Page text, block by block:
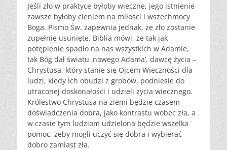
Jeśli zło w praktyce byłoby wieczne, jego istnienie
zawsze byłoby cieniem na miłości i wszechmocy
Boga. Pismo Św. zapewnia jednak, że zło zostanie
zupełnie usunięte. Biblia mówi, że tak jak
potępienie spadło na nas wszystkich w Adamie,
tak Bóg dał światu ‚nowego Adama’, dawcę życia –
Chrystusa, który stanie się Ojcem Wieczności dla
ludzi, kiedy ich obudzi z grobów, podniesie do
utraconej doskonałości i udzieli życia wiecznego.
Królestwo Chrystusa na ziemi będzie czasem
doświadczenia dobra, jako kontrastu wobec zła, a
w czasie tym ludziom udzielona będzie wszelka
pomoc, żeby mogli uczyć się dobra i wybierać
dobro zamiast zła.